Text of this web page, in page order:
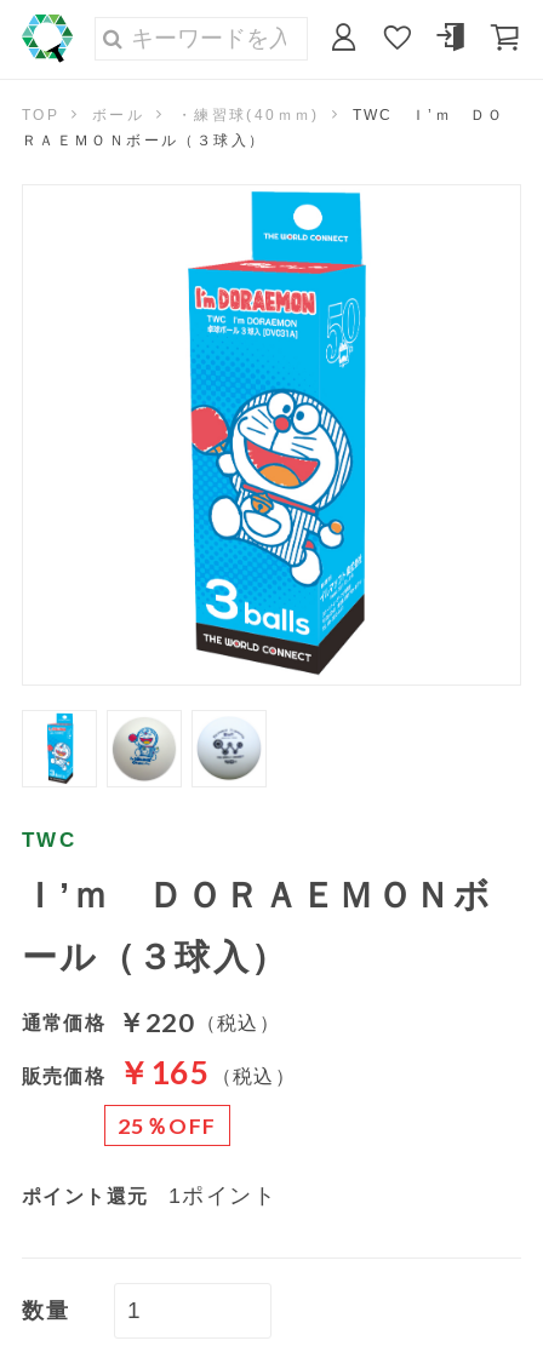
TOP ボール ・練習球(40ｍｍ)
TWC Ｉ’ｍ ＤＯ
ＲＡＥＭＯＮボール（３球入）
TWC
Ｉ’ｍ ＤＯＲＡＥＭＯＮボ
ール（３球入）
通常価格 ￥220 （税込）
販売価格 ￥165 （税込）
25％OFF
ポイント還元 1ポイント
数量